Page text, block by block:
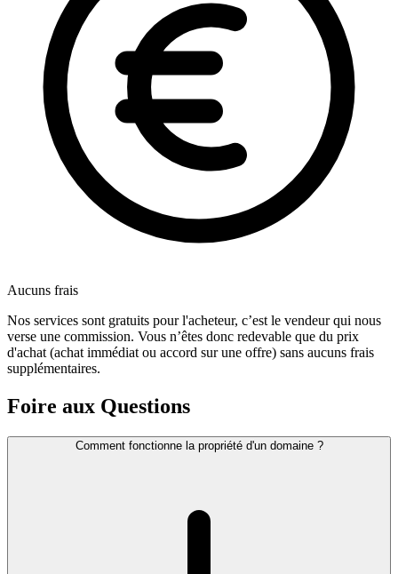
Aucuns frais
Nos services sont gratuits pour l'acheteur, c’est le vendeur qui nous
verse une commission. Vous n’êtes donc redevable que du prix
d'achat (achat immédiat ou accord sur une offre) sans aucuns frais
supplémentaires.
Foire aux Questions
Comment fonctionne la propriété d'un domaine ?